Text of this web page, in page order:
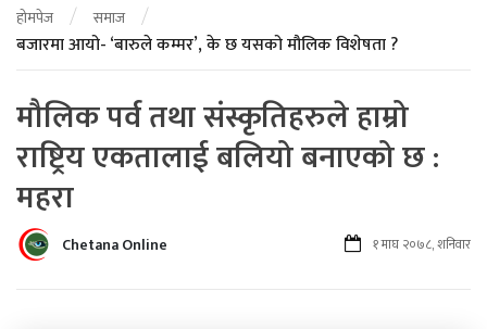
होमपेज / समाज /
बजारमा आयो- ‘बारुले कम्मर’, के छ यसको मौलिक विशेषता ?
मौलिक पर्व तथा संस्कृतिहरुले हाम्रो
राष्ट्रिय एकतालाई बलियो बनाएको छ :
महरा
Chetana Online १ माघ २०७८, शनिवार